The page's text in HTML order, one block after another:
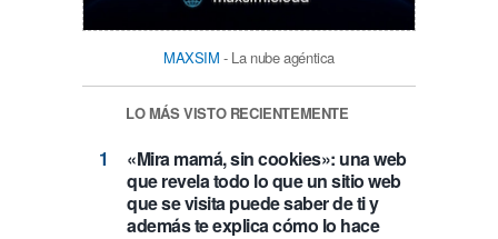
MAXSIM - La nube agéntica
LO MÁS VISTO RECIENTEMENTE
«Mira mamá, sin cookies»: una web
que revela todo lo que un sitio web
que se visita puede saber de ti y
además te explica cómo lo hace